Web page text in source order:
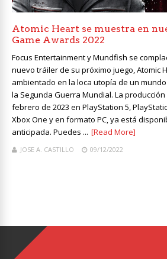
Atomic Heart se muestra en
Game Awards 2022
Focus Entertainment y Mundfish se
nuevo tráiler de su próximo juego, Atomic
ambientado en la loca utopía de un
la Segunda Guerra Mundial. La
febrero de 2023 en PlayStation 5,
Xbox One y en formato PC, ya está
anticipada. Puedes ... [Read More]
JOSE A. CASTILLO 09/12/2022